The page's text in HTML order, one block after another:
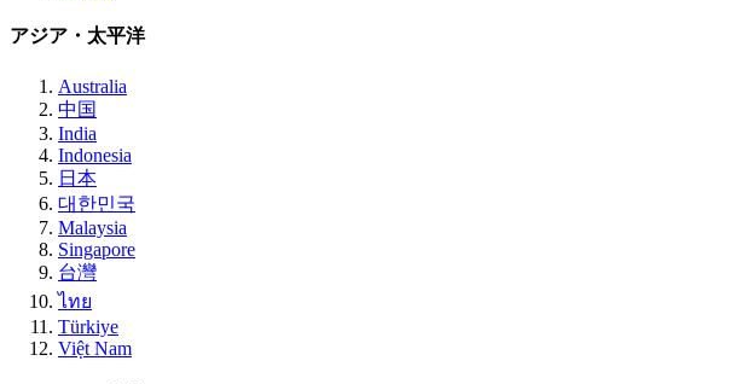
アジア・太平洋
Australia
中国
India
Indonesia
日本
대한민국
Malaysia
Singapore
台灣
ไทย
Türkiye
Việt Nam